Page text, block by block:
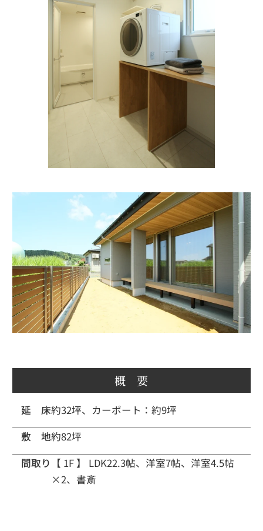
概 要
延 床約32坪、カーポート：約9坪
敷 地約82坪
間取り 【 1F 】
LDK22.3帖、洋室7帖、洋室4.5帖
×2、書斎